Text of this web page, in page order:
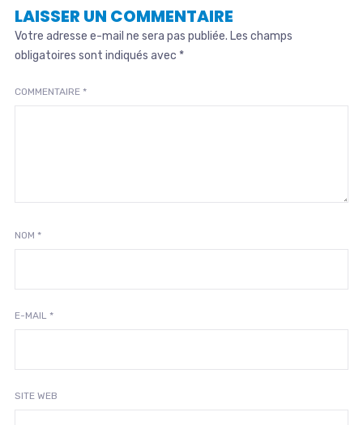
LAISSER UN COMMENTAIRE
Votre adresse e-mail ne sera pas publiée. Les champs
obligatoires sont indiqués avec *
COMMENTAIRE *
NOM *
E-MAIL *
SITE WEB